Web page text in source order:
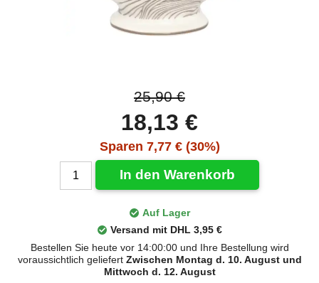
25,90 €
18,13 €
Sparen 7,77 € (30%)
In den Warenkorb
Auf Lager
Versand mit DHL 3,95 €
Bestellen Sie heute vor 14:00:00 und Ihre Bestellung wird
voraussichtlich geliefert Zwischen Montag d. 10. August und
Mittwoch d. 12. August